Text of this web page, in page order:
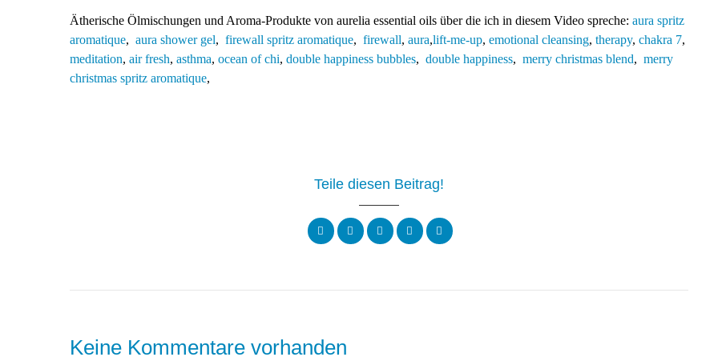
Ätherische Ölmischungen und Aroma-Produkte von aurelia essential oils über die ich in diesem Video spreche: aura spritz
aromatique, aura shower gel, firewall spritz aromatique, firewall, aura,lift-me-up, emotional cleansing, therapy, chakra 7,
meditation, air fresh, asthma, ocean of chi, double happiness bubbles, double happiness, merry christmas blend, merry
christmas spritz aromatique,
Teile diesen Beitrag!
Keine Kommentare vorhanden